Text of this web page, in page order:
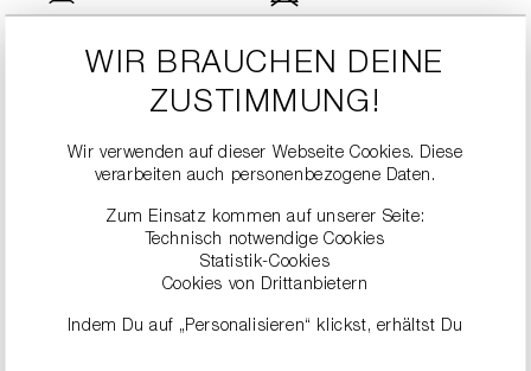
nicht möglich
l
Keine chemische
Reinigung möglich
WIR BRAUCHEN DEINE
ZUSTIMMUNG!
Wir verwenden auf dieser Webseite Cookies. Diese
verarbeiten auch personenbezogene Daten.
Zum Einsatz kommen auf unserer Seite:
Technisch notwendige Cookies
Statistik-Cookies
Cookies von Drittanbietern
Indem Du auf „Personalisieren“ klickst, erhältst Du